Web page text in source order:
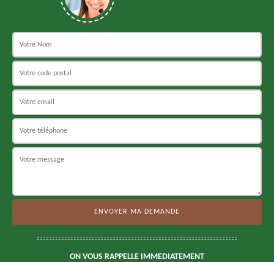
ON VOUS RAPPELLE IMMEDIATEMENT